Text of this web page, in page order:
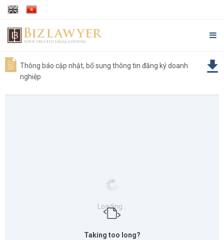
Thông báo cập nhật, bổ sung thông tin đăng ký doanh
nghiệp
Loading...
Taking too long?